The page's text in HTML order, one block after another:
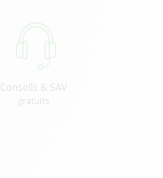
Conseils & SAV
gratuits